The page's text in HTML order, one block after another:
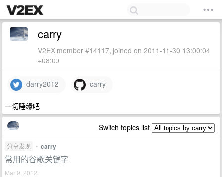
carry
V2EX member #14117, joined on 2011-11-30 13:00:04
+08:00
darry2012 carry
一切睡缘吧
Switch topics list
分享发现 • carry
常用的谷歌关键字
Mar 9, 2012